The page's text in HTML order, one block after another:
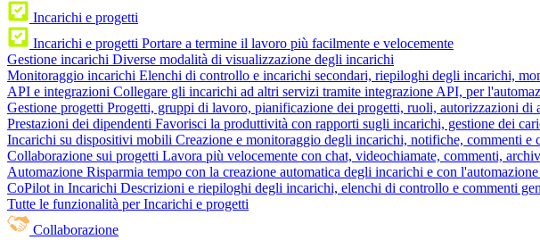
Incarichi e progetti
Incarichi e progetti Portare a termine il lavoro più facilmente e velocemente
Gestione incarichi Diverse modalità di visualizzazione degli incarichi
Monitoraggio incarichi Elenchi di controllo e incarichi secondari, riepiloghi degli incarichi,
API e integrazioni Collegare gli incarichi ad altri servizi tramite integrazione API, per
Gestione progetti Progetti, gruppi di lavoro, pianificazione dei progetti, ruoli, autorizzazioni di
Prestazioni dei dipendenti Favorisci la produttività con rapporti sugli incarichi, gestione dei
Incarichi su dispositivi mobili Creazione e monitoraggio degli incarichi, notifiche, commenti e
Collaborazione sui progetti Lavora più velocemente con chat, videochiamate, commenti,
Automazione Risparmia tempo con la creazione automatica degli incarichi e con
CoPilot in Incarichi Descrizioni e riepiloghi degli incarichi, elenchi di controllo e commenti
Tutte le funzionalità per Incarichi e progetti
Collaborazione